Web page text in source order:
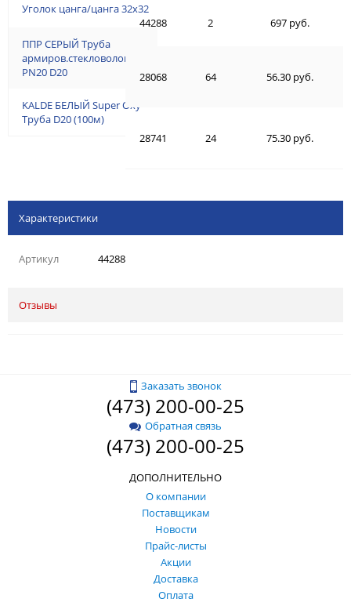
Уголок цанга/цанга 32х32
ППР СЕРЫЙ Труба
армиров.стекловолокном
PN20 D20
KALDE БЕЛЫЙ Super Oxy
Труба D20 (100м)
44288 2 697 руб.
28068 64 56.30 руб.
28741 24 75.30 руб.
Характеристики
Артикул 44288
Отзывы
Заказать звонок
(473) 200-00-25
Обратная связь
(473) 200-00-25
ДОПОЛНИТЕЛЬНО
О компании
Поставщикам
Новости
Прайс-листы
Акции
Доставка
Оплата